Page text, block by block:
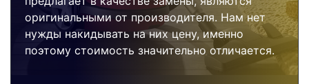
оригинальными от производителя. Нам нет
нужды накидывать на них цену, именно
поэтому стоимость значительно отличается.